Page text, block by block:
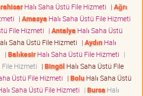
Halı Saha Üstü File Hizmeti | Ağrı
| Amasya Halı Saha Üstü File Hizmeti
File Hizmeti | Antalya Halı Saha Üstü
Saha Üstü File Hizmeti | AydınHalı
| BalıkesirHalı Saha Üstü File Hizmeti |
Hizmeti | Bingöl Halı Saha Üstü File
Üstü File Hizmeti | BoluHalı Saha Üstü
Saha Üstü File Hizmeti | Bursa Halı